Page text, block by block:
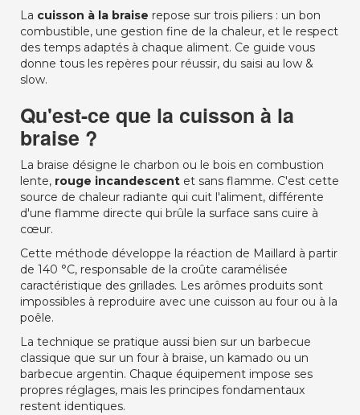
La cuisson à la braise repose sur trois piliers : un bon
combustible, une gestion fine de la chaleur, et le respect
des temps adaptés à chaque aliment. Ce guide vous
donne tous les repères pour réussir, du saisi au low &
slow.
Qu'est-ce que la cuisson à la
braise ?
La braise désigne le charbon ou le bois en combustion
lente, rouge incandescent et sans flamme. C'est cette
source de chaleur radiante qui cuit l'aliment, différente
d'une flamme directe qui brûle la surface sans cuire à
cœur.
Cette méthode développe la réaction de Maillard à partir
de 140 °C, responsable de la croûte caramélisée
caractéristique des grillades. Les arômes produits sont
impossibles à reproduire avec une cuisson au four ou à la
poêle.
La technique se pratique aussi bien sur un barbecue
classique que sur un four à braise, un kamado ou un
barbecue argentin. Chaque équipement impose ses
propres réglages, mais les principes fondamentaux
restent identiques.